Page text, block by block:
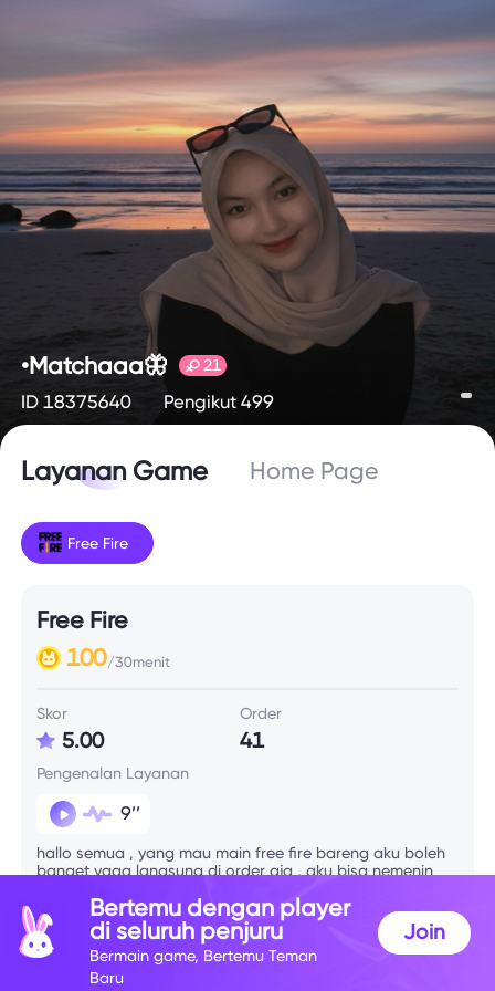
•Matchaaa🦋 21
ID 18375640 Pengikut 499
Layanan Game Home Page
Free Fire
Free Fire
100/30menit
Skor
5.00
Order
41
Pengenalan Layanan
9’’
hallo semua , yang mau main free fire bareng aku boleh
banget yaaa langsung di order aja , aku bisa nemenin
Info Skill
Bertemu dengan player
di seluruh penjuru
Bermain game, Bertemu Teman
Baru
Join